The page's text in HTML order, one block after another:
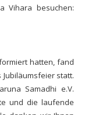
Vihara besuchen:
hatten, fand
Jubiläumsfeier statt.
Samadhi e.V.
und die laufende